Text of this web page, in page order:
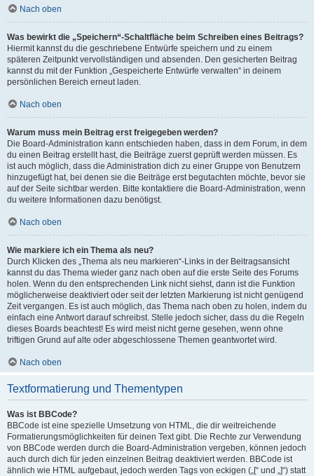
Nach oben
Was bewirkt die „Speichern“-Schaltfläche beim Schreiben eines Beitrags?
Hiermit kannst du die geschriebene Entwürfe speichern und zu einem
späteren Zeitpunkt vervollständigen und absenden. Den gesicherten Beitrag
kannst du mit der Funktion „Gespeicherte Entwürfe verwalten“ in deinem
persönlichen Bereich erneut laden.
Nach oben
Warum muss mein Beitrag erst freigegeben werden?
Die Board-Administration kann entschieden haben, dass in dem Forum, in dem
du einen Beitrag erstellt hast, die Beiträge zuerst geprüft werden müssen. Es
ist auch möglich, dass die Administration dich zu einer Gruppe von Benutzern
hinzugefügt hat, bei denen sie die Beiträge erst begutachten möchte, bevor sie
auf der Seite sichtbar werden. Bitte kontaktiere die Board-Administration, wenn
du weitere Informationen dazu benötigst.
Nach oben
Wie markiere ich ein Thema als neu?
Durch Klicken des „Thema als neu markieren“-Links in der Beitragsansicht
kannst du das Thema wieder ganz nach oben auf die erste Seite des Forums
holen. Wenn du den entsprechenden Link nicht siehst, dann ist die Funktion
möglicherweise deaktiviert oder seit der letzten Markierung ist nicht genügend
Zeit vergangen. Es ist auch möglich, das Thema nach oben zu holen, indem du
einfach eine Antwort darauf schreibst. Stelle jedoch sicher, dass du die Regeln
dieses Boards beachtest! Es wird meist nicht gerne gesehen, wenn ohne
triftigen Grund auf alte oder abgeschlossene Themen geantwortet wird.
Nach oben
Textformatierung und Thementypen
Was ist BBCode?
BBCode ist eine spezielle Umsetzung von HTML, die dir weitreichende
Formatierungsmöglichkeiten für deinen Text gibt. Die Rechte zur Verwendung
von BBCode werden durch die Board-Administration vergeben, können jedoch
auch durch dich für jeden einzelnen Beitrag deaktiviert werden. BBCode ist
ähnlich wie HTML aufgebaut, jedoch werden Tags von eckigen („[“ und „]“) statt